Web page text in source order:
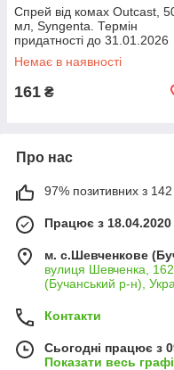
Спрей від комах Outcast,
мл, Syngenta. Термін
придатності до 31.01.2026
Немає в наявності
161 ₴
Про нас
97% позитивних з 142
Працює з 18.04.2020
м. с.Шевченкове
вулиця Шевченка,
(Бучанський р-н),
Контакти
Сьогодні працює з
Показати весь